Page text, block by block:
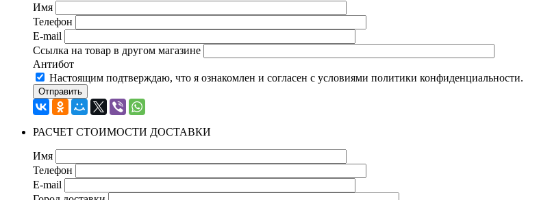
Имя
Телефон
E-mail
Ссылка на товар в другом магазине
Антибот
Настоящим подтверждаю, что я ознакомлен и согласен с условиями политики конфиденциальности.
Отправить
РАСЧЕТ СТОИМОСТИ ДОСТАВКИ
Имя
Телефон
E-mail